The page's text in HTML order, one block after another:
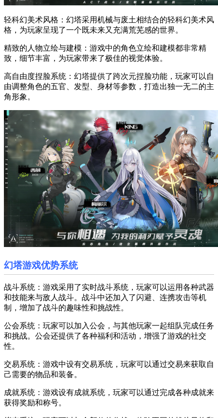
轻科幻美术风格：幻塔采用机械与废土相结合的轻科幻美术风
格，为玩家呈现了一个既未来又充满荒芜感的世界。
精致的人物立绘与建模：游戏中的角色立绘和建模都非常精
致，细节丰富，为玩家带来了极佳的视觉体验。
高自由度捏脸系统：幻塔提供了跨次元捏脸功能，玩家可以自
由调整角色的五官、发型、身材等参数，打造出独一无二的主
角形象。
幻塔游戏优势系统
战斗系统：游戏采用了实时战斗系统，玩家可以运用各种武器
和技能来与敌人战斗。战斗中还加入了闪避、连携攻击等机
制，增加了战斗的趣味性和挑战性。
公会系统：玩家可以加入公会，与其他玩家一起组队完成任务
和挑战。公会还提供了各种福利和活动，增强了游戏的社交
性。
交易系统：游戏中设有交易系统，玩家可以通过交易来获取自
己需要的物品和装备。
成就系统：游戏设有成就系统，玩家可以通过完成各种成就来
获得奖励和称号。